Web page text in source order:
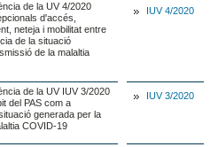
de la UV 4/2020
d'accés,
neteja i mobilitat entre
de la situació
de la malaltia
IUV 4/2020
de la UV IUV 3/2020
del PAS com a
generada per la
COVID-19
IUV 3/2020